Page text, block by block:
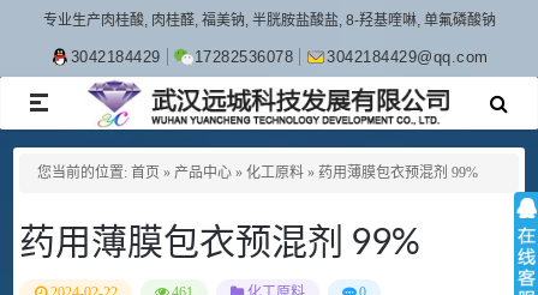
专业生产肉桂酸, 肉桂醛, 福美钠, 半胱胺盐酸盐, 8-羟基喹啉, 单氟磷酸钠
3042184429 17282536078 3042184429@qq.com
TOGGLE
NAVIGATION
您当前的位置: 首页 » 产品中心 » 化工原料 » 药用薄膜包衣预混剂 99%
药用薄膜包衣预混剂 99%